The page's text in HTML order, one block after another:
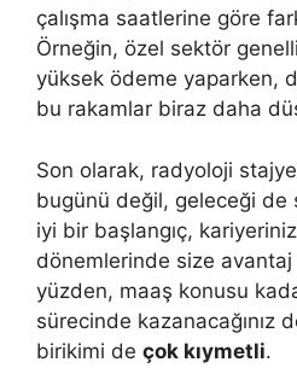
çalışma saatlerine göre
Örneğin, özel sektör
yüksek ödeme yaparken,
bu rakamlar biraz daha
Son olarak, radyoloji
bugünü değil, geleceği de
iyi bir başlangıç,
dönemlerinde size
yüzden, maaş konusu
sürecinde kazanacağınız
birikimi de çok kıymetli.